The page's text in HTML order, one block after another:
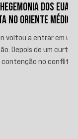
DOS EUA E
NO ORIENTE MÉDIO
voltou a entrar em uma
Depois de um curto
no conflito,